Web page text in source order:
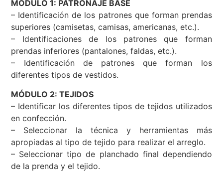
MÓDULO 1: PATRONAJE BASE
– Identificación de los patrones que forman prendas
superiores (camisetas, camisas, americanas, etc.).
– Identificaciones de los patrones que forman
prendas inferiores (pantalones, faldas, etc.).
– Identificación de patrones que forman los
diferentes tipos de vestidos.
MÓDULO 2: TEJIDOS
– Identificar los diferentes tipos de tejidos utilizados
en confección.
– Seleccionar la técnica y herramientas más
apropiadas al tipo de tejido para realizar el arreglo.
– Seleccionar tipo de planchado final dependiendo
de la prenda y el tejido.